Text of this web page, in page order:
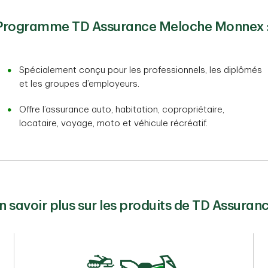
TD Assurance Meloche Monnex
Spécialement conçu pour les professionnels, les diplômés
et les groupes d’employeurs.
Offre l’assurance auto, habitation, copropriétaire,
locataire, voyage, moto et véhicule récréatif.
savoir plus sur les produits de TD